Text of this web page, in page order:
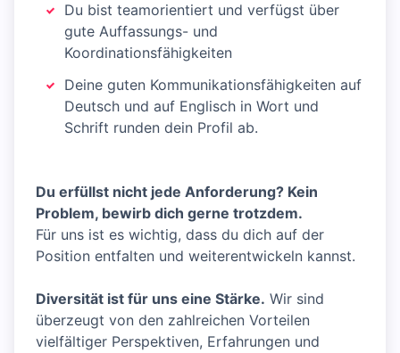
Du bist teamorientiert und verfügst über
gute Auffassungs- und
Koordinationsfähigkeiten
Deine guten Kommunikationsfähigkeiten auf
Deutsch und auf Englisch in Wort und
Schrift runden dein Profil ab.
Du erfüllst nicht jede Anforderung? Kein
Problem, bewirb dich gerne trotzdem.
Für uns ist es wichtig, dass du dich auf der
Position entfalten und weiterentwickeln kannst.
Diversität ist für uns eine Stärke. Wir sind
überzeugt von den zahlreichen Vorteilen
vielfältiger Perspektiven, Erfahrungen und